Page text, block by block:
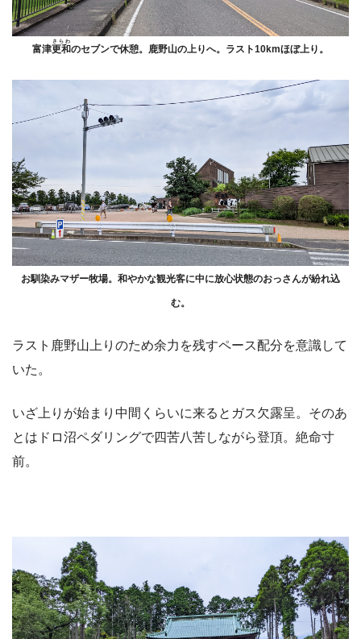
富津更和
さらわ
のセブンで休憩。鹿野山の上りへ。ラスト10kmほぼ上り。
お馴染みマザー牧場。和やかな観光客に中に放心状態のおっさんが紛れ込
む。
ラスト鹿野山上りのため余力を残すペース配分を意識して
いた。
いざ上りが始まり中間くらいに来るとガス欠露呈。そのあ
とはドロ沼ペダリングで四苦八苦しながら登頂。絶命寸
前。